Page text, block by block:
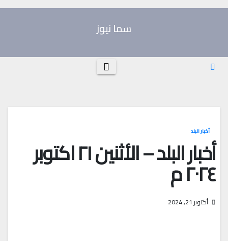
Skip
سما نيوز
أخبار البلد
أخبار البلد – الأثنين ٢١ اكتوبر
٢٠٢٤ م
أكتوبر 21, 2024